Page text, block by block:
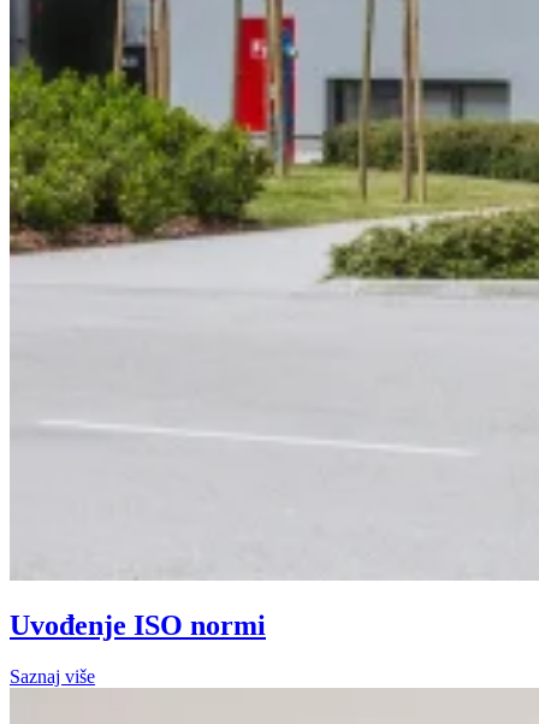
Uvođenje ISO normi
Saznaj više